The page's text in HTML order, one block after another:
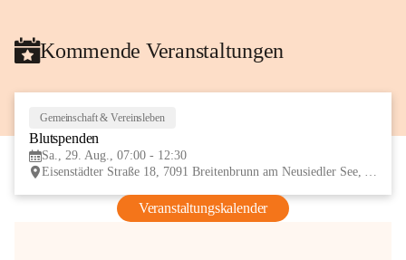
Kommende Veranstaltungen
Gemeinschaft & Vereinsleben
Blutspenden
Sa., 29. Aug., 07:00 - 12:30
Eisenstädter Straße 18, 7091 Breitenbrunn am Neusiedler See, AUT
Veranstaltungskalender